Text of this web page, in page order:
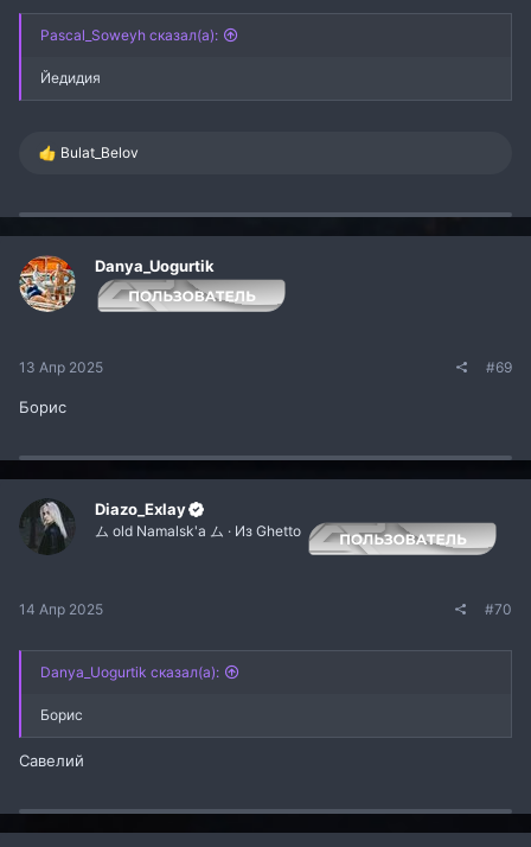
Pascal_Soweyh сказал(а):
Йедидия
Р
к
и
:
Bulat_Belov
Danya_Uogurtik
13 Апр 2025 #69
Борис
Diazo_Exlay
ム old Namalsk'a ム · Из Ghetto
14 Апр 2025 #70
Danya_Uogurtik сказал(а):
Борис
Савелий